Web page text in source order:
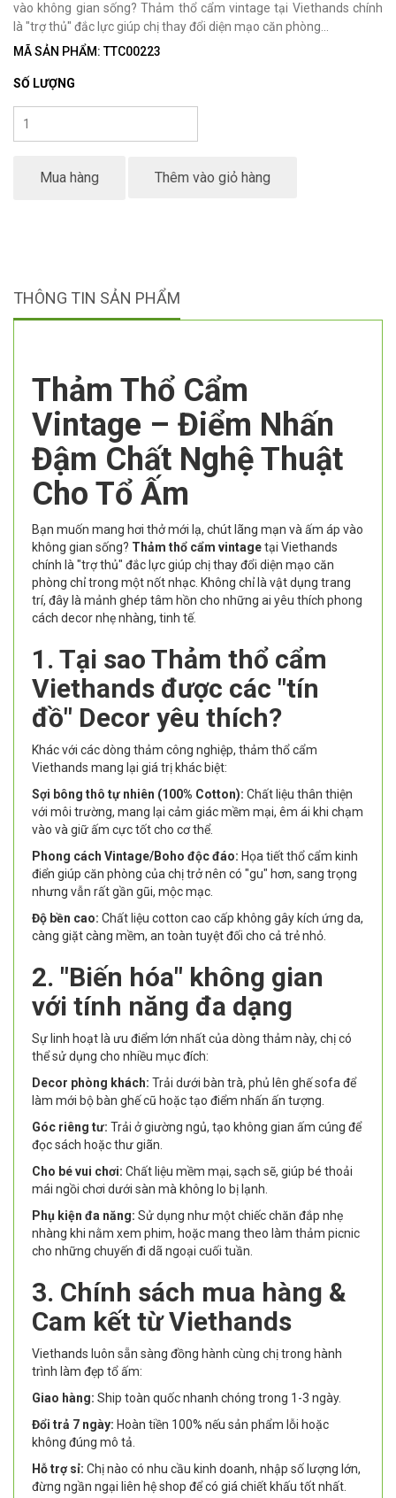
vào không gian sống? Thảm thổ cẩm vintage tại Viethands chính
là "trợ thủ" đắc lực giúp chị thay đổi diện mạo căn phòng...
MÃ SẢN PHẨM: TTC00223
SỐ LƯỢNG
Mua hàng Thêm vào giỏ hàng
THÔNG TIN SẢN PHẨM
Thảm Thổ Cẩm
Vintage – Điểm Nhấn
Đậm Chất Nghệ Thuật
Cho Tổ Ấm
Bạn muốn mang hơi thở mới lạ, chút lãng mạn và ấm áp vào
không gian sống? Thảm thổ cẩm vintagetại Viethands
chính là "trợ thủ" đắc lực giúp chị thay đổi diện mạo căn
phòng chỉ trong một nốt nhạc. Không chỉ là vật dụng trang
trí, đây là mảnh ghép tâm hồn cho những ai yêu thích phong
cách decor nhẹ nhàng, tinh tế.
1. Tại sao Thảm thổ cẩm
Viethands được các "tín
đồ" Decor yêu thích?
Khác với các dòng thảm công nghiệp, thảm thổ cẩm
Viethands mang lại giá trị khác biệt:
Sợi bông thô tự nhiên (100% Cotton): Chất liệu thân thiện
với môi trường, mang lại cảm giác mềm mại, êm ái khi chạm
vào và giữ ấm cực tốt cho cơ thể.
Phong cách Vintage/Boho độc đáo: Họa tiết thổ cẩm kinh
điển giúp căn phòng của chị trở nên có "gu" hơn, sang trọng
nhưng vẫn rất gần gũi, mộc mạc.
Độ bền cao: Chất liệu cotton cao cấp không gây kích ứng da,
càng giặt càng mềm, an toàn tuyệt đối cho cả trẻ nhỏ.
2. "Biến hóa" không gian
với tính năng đa dạng
Sự linh hoạt là ưu điểm lớn nhất của dòng thảm này, chị có
thể sử dụng cho nhiều mục đích:
Decor phòng khách: Trải dưới bàn trà, phủ lên ghế sofa để
làm mới bộ bàn ghế cũ hoặc tạo điểm nhấn ấn tượng.
Góc riêng tư: Trải ở giường ngủ, tạo không gian ấm cúng để
đọc sách hoặc thư giãn.
Cho bé vui chơi: Chất liệu mềm mại, sạch sẽ, giúp bé thoải
mái ngồi chơi dưới sàn mà không lo bị lạnh.
Phụ kiện đa năng: Sử dụng như một chiếc chăn đắp nhẹ
nhàng khi nằm xem phim, hoặc mang theo làm thảm picnic
cho những chuyến đi dã ngoại cuối tuần.
3. Chính sách mua hàng &
Cam kết từ Viethands
Viethands luôn sẵn sàng đồng hành cùng chị trong hành
trình làm đẹp tổ ấm:
Giao hàng: Ship toàn quốc nhanh chóng trong 1-3 ngày.
Đổi trả 7 ngày: Hoàn tiền 100% nếu sản phẩm lỗi hoặc
không đúng mô tả.
Hỗ trợ sỉ: Chị nào có nhu cầu kinh doanh, nhập số lượng lớn,
đừng ngần ngại liên hệ shop để có giá chiết khấu tốt nhất.